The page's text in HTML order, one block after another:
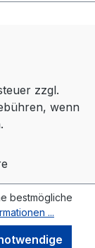
zzgl.
wenn
bestmögliche
...